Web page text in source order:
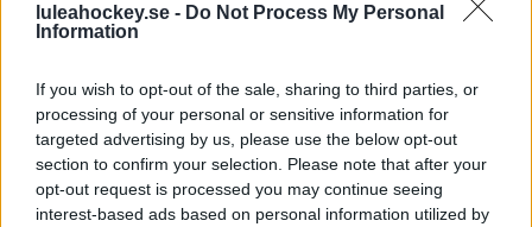
luleahockey.se - Do Not Process My Personal
Information
If you wish to opt-out of the sale, sharing to third parties, or
processing of your personal or sensitive information for
targeted advertising by us, please use the below opt-out
section to confirm your selection. Please note that after your
opt-out request is processed you may continue seeing
interest-based ads based on personal information utilized by
MARKUS TERVAMÄKI